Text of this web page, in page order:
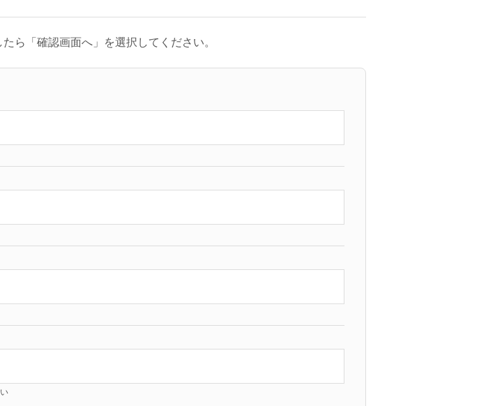
ら「確認画面へ」を選択してください。